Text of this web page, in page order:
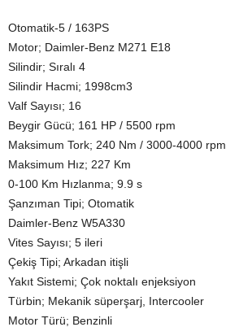
Otomatik-5 / 163PS
Motor; Daimler-Benz M271 E18
Silindir; Sıralı 4
Silindir Hacmi; 1998cm3
Valf Sayısı; 16
Beygir Gücü; 161 HP / 5500 rpm
Maksimum Tork; 240 Nm / 3000-4000 rpm
Maksimum Hız; 227 Km
0-100 Km Hızlanma; 9.9 s
Şanzıman Tipi; Otomatik
Daimler-Benz W5A330
Vites Sayısı; 5 ileri
Çekiş Tipi; Arkadan itişli
Yakıt Sistemi; Çok noktalı enjeksiyon
Türbin; Mekanik süperşarj, Intercooler
Motor Türü; Benzinli